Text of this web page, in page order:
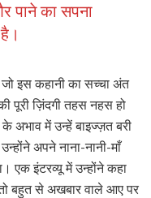
पाने का सपना
इस कहानी का सच्चा अंत
पूरी ज़िंदगी तहस नहस हो
अभाव में उन्हें बाइज्ज़त बरी
अपने नाना-नानी-माँ
एक इंटरव्यू में उन्होंने कहा
बहुत से अखबार वाले आए पर